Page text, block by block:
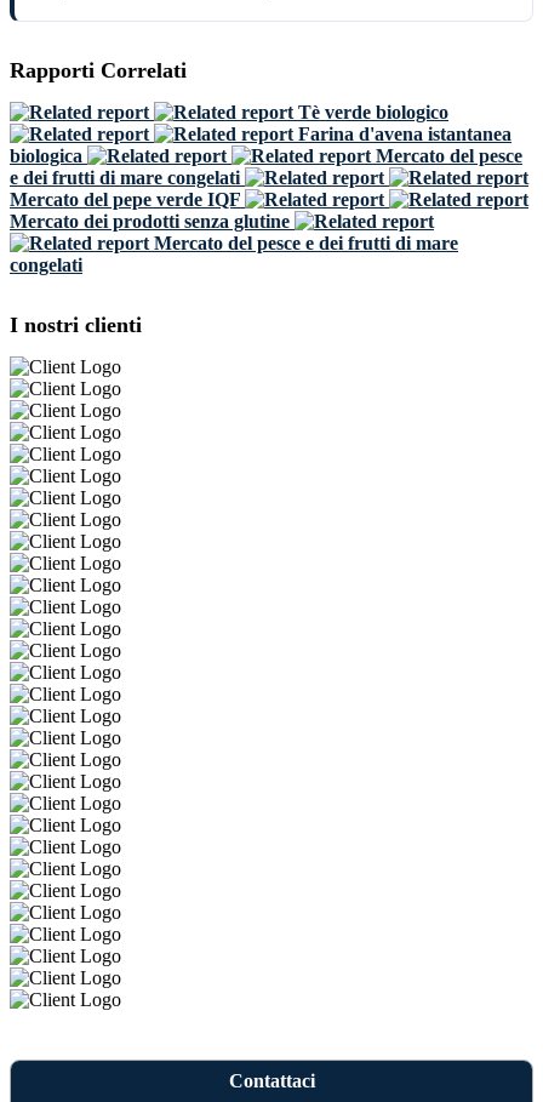
Rapporti Correlati
Tè verde biologico
Farina d'avena istantanea
biologica
Mercato del pesce
e dei frutti di mare congelati
Mercato del pepe verde IQF
Mercato dei prodotti senza glutine
Mercato del pesce e dei frutti di mare
congelati
I nostri clienti
Contattaci